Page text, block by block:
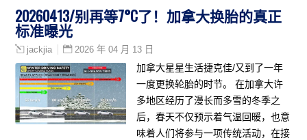
20260413/别再等7°C了！加拿大换胎的真正
标准曝光
jackjia 2026 年 04 月 13 日
加拿大星星生活捷克佳/又到了一年
一度更换轮胎的时节。 在加拿大许
多地区经历了漫长而多雪的冬季之
后，春天不仅预示着气温回暖，也意
味着人们将参与一项传统活动，在接